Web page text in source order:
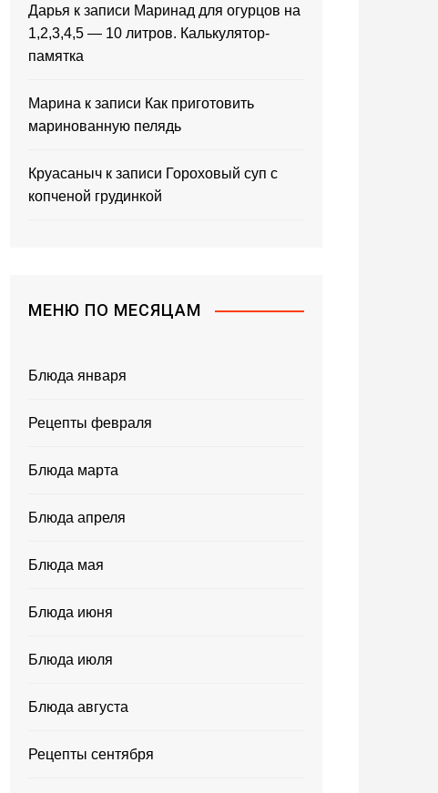
Дарья к записи Маринад для огурцов на
1,2,3,4,5 — 10 литров. Калькулятор-
памятка
Марина к записи Как приготовить
маринованную пелядь
Круасанычк записи Гороховый суп с
копченой грудинкой
МЕНЮ ПО МЕСЯЦАМ
Блюда января
Рецепты февраля
Блюда марта
Блюда апреля
Блюда мая
Блюда июня
Блюда июля
Блюда августа
Рецепты сентября